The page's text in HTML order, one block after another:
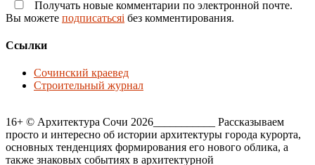
Получать новые комментарии по электронной почте.
Вы можете подписатьсяi без комментирования.
Ссылки
Сочинский краевед
Строительный журнал
16+ © Архитектура Сочи 2026___________ Рассказываем
просто и интересно об истории архитектуры города курорта,
основных тенденциях формирования его нового облика, а
также знаковых событиях в архитектурной